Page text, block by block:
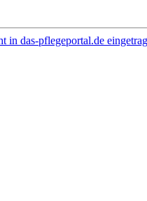
in das-pflegeportal.de